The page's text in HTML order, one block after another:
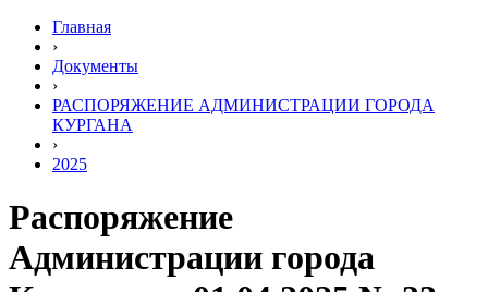
Главная
›
Документы
›
РАСПОРЯЖЕНИЕ АДМИНИСТРАЦИИ ГОРОДА
КУРГАНА
›
2025
Распоряжение
Администрации города